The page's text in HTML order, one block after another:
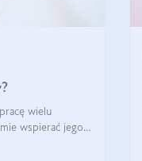
wielu
wspierać jego